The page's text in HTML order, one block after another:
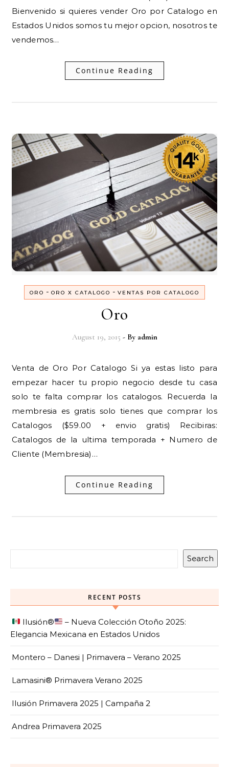
Bienvenido si quieres vender Oro por Catalogo en
Estados Unidos somos tu mejor opcion, nosotros te
vendemos…
Continue Reading
ORO - ORO X CATALOGO - VENTAS POR CATALOGO
Oro
August 19, 2015 - By admin
Venta de Oro Por Catalogo Si ya estas listo para
empezar hacer tu propio negocio desde tu casa
solo te falta comprar los catalogos. Recuerda la
membresia es gratis solo tienes que comprar los
Catalogos ($59.00 + envio gratis) Recibiras:
Catalogos de la ultima temporada + Numero de
Cliente (Membresia)…
Continue Reading
Search
RECENT POSTS
Ilusión®️
– Nueva Colección Otoño 2025:
Elegancia Mexicana en Estados Unidos
Montero – Danesi | Primavera – Verano 2025
Lamasini® Primavera Verano 2025
Ilusión Primavera 2025 | Campaña 2
Andrea Primavera 2025